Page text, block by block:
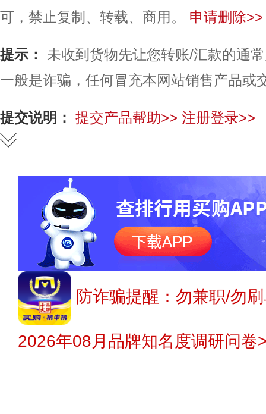
可，禁止复制、转载、商用。
申请删除>>
提示：
未收到货物先让您转账/汇款的通
一般是诈骗，任何冒充本网站销售产品或
提交说明： 提交产品帮助>> 注册登录>>
防诈骗提醒：勿兼职/勿
2026年08月品牌知名度调研问卷